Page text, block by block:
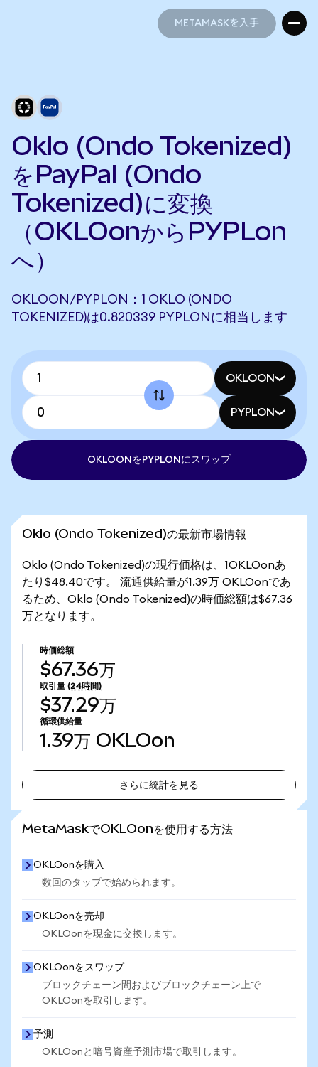
METAMASKを入手
Oklo (Ondo Tokenized)
をPayPal (Ondo
Tokenized)に変換
（OKLOonからPYPLon
へ）
OKLOON/PYPLON：1 OKLO (ONDO
TOKENIZED)は0.820339 PYPLONに相当します
OKLOON
PYPLON
OKLOONをPYPLONにスワップ
Oklo (Ondo Tokenized)の最新市場情報
Oklo (Ondo Tokenized)の現行価格は、1OKLOonあ
たり$48.40です。 流通供給量が1.39万 OKLOonであ
るため、Oklo (Ondo Tokenized)の時価総額は$67.36
万となります。
時価総額
$67.36万
取引量 (24時間)
$37.29万
循環供給量
1.39万 OKLOon
さらに統計を見る
MetaMaskでOKLOonを使用する方法
OKLOonを購入
数回のタップで始められます。
OKLOonを売却
OKLOonを現金に交換します。
OKLOonをスワップ
ブロックチェーン間およびブロックチェーン上で
OKLOonを取引します。
予測
OKLOonと暗号資産予測市場で取引します。